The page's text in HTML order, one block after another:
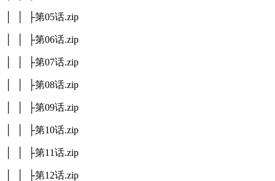
│ │ ├第05话.zip
│ │ ├第06话.zip
│ │ ├第07话.zip
│ │ ├第08话.zip
│ │ ├第09话.zip
│ │ ├第10话.zip
│ │ ├第11话.zip
│ │ ├第12话.zip